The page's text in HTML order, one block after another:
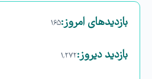
بازدیدهای امروز:۱۶۵
بازدید دیروز:۱,۲۷۲